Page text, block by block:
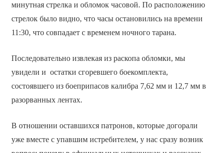
минутная стрелка и обломок часовой. По расположению
стрелок было видно, что часы остановились на времени
11:30, что совпадает с временем ночного тарана.
Последовательно извлекая из раскопа обломки, мы
увидели и остатки сгоревшего боекомплекта,
состоявшего из боеприпасов калибра 7,62 мм и 12,7 мм в
разорванных лентах.
В отношении оставшихся патронов, которые догорали
уже вместе с упавшим истребителем, у нас сразу возник